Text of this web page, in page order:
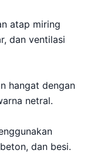
atap miring
dan ventilasi
hangat dengan
netral.
dan besi.